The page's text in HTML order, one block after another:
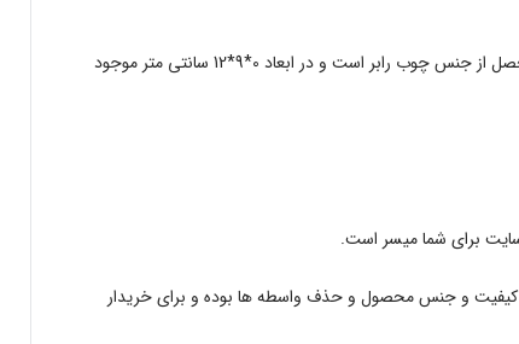
جاادویه های تک را می توان برای نگهداری ادویه به کاربرد و می تواند بوی ادویه را در آن نگه داشت و در دکوراسیون آشپزخانه بسیار زیبا خواهد بود . این محصل از جنس چوب رابر است و در ابعاد 0*9*12 سانتی متر موجود
سایت برای شما میسر است.
کیفیت و جنس محصول و حذف واسطه ها بوده و برای خریدار